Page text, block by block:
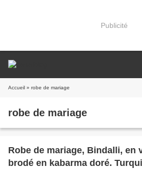
Publicité
Accueil » robe de mariage
robe de mariage
Robe de mariage, Bindalli, en
brodé en kabarma doré.